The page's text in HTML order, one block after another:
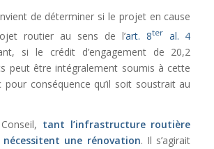
de déterminer si le projet en cause
routier au sens de l’art. 8teral. 4
si le crédit d’engagement de 20,2
peut être intégralement soumis à cette
pour conséquence qu’il soit soustrait au
tant l’infrastructure routière
une rénovation. Il s’agirait